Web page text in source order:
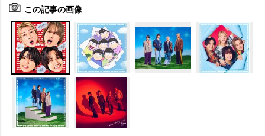
この記事の画像